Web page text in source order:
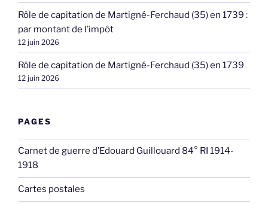
Rôle de capitation de Martigné-Ferchaud (35) en 1739 :
par montant de l’impôt
12 juin 2026
Rôle de capitation de Martigné-Ferchaud (35) en 1739
12 juin 2026
PAGES
Carnet de guerre d’Edouard Guillouard 84° RI 1914-
1918
Cartes postales